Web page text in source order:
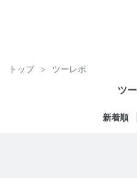
トップ > ツーレポ
ツ
新着順